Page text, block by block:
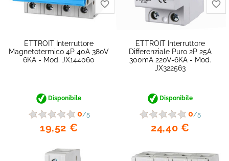
ETTROIT Interruttore
Magnetotermico 4P 40A 380V
6KA - Mod. JX144060
Disponibile
0/5
19,52 €
ETTROIT Interruttore
Differenziale Puro 2P 25A
300mA 220V-6KA - Mod.
JX322563
Disponibile
0/5
24,40 €